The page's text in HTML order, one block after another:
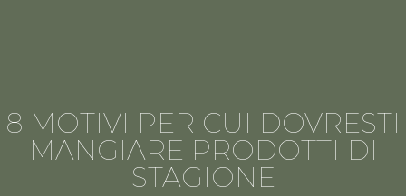
8 MOTIVI PER CUI DOVRESTI
MANGIARE PRODOTTI DI
STAGIONE